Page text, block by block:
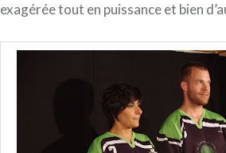
exagérée tout en puissance et bien